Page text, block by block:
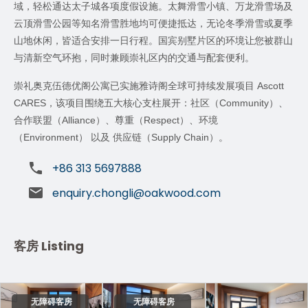
域，轻松通达太子城各项度假设施。太舞滑雪小镇、万龙滑雪场及
云顶滑雪公园等知名滑雪胜地均可便捷抵达，无论冬季滑雪或夏季
山地休闲，皆适合安排一日行程。国宾别墅片区的环境让您被群山
与清新空气环抱，同时兼顾崇礼区内的交通与配套便利。
崇礼奥克伍德优阁公寓已实施雅诗阁全球可持续发展项目 Ascott
CARES ，该项目围绕五大核心支柱展开：社区（Community）、
合作联盟（Alliance）、尊重（Respect）、环境
（Environment） 以及 供应链（Supply Chain）。
+86 313 5697888
enquiry.chongli@oakwood.com
客房 Listing
无障碍客房 无障碍客房